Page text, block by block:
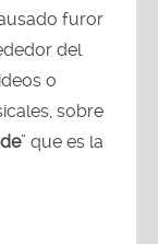
furor
del
o
sobre
” que es la